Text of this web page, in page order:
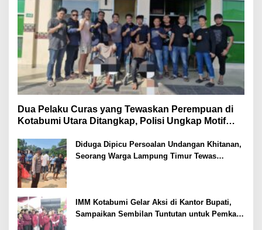
Dua Pelaku Curas yang Tewaskan Perempuan di
Kotabumi Utara Ditangkap, Polisi Ungkap Motif
Diduga Dipicu Persoalan Undangan Khitanan,
Seorang Warga Lampung Timur Tewas
IMM Kotabumi Gelar Aksi di Kantor Bupati,
Sampaikan Sembilan Tuntutan untuk Pemkab